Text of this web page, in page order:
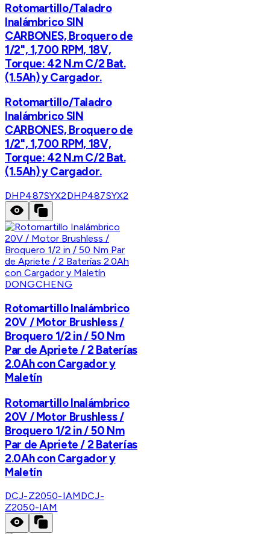
Rotomartillo/Taladro
Inalámbrico SIN
CARBONES, Broquero de
1/2", 1,700 RPM, 18V,
Torque: 42 N.m C/2 Bat.
(1.5Ah) y Cargador.
Rotomartillo/Taladro
Inalámbrico SIN
CARBONES, Broquero de
1/2", 1,700 RPM, 18V,
Torque: 42 N.m C/2 Bat.
(1.5Ah) y Cargador.
DHP487SYX2DHP487SYX2
DONGCHENG
Rotomartillo Inalámbrico
20V / Motor Brushless /
Broquero 1/2 in / 50 Nm
Par de Apriete / 2 Baterías
2.0Ah con Cargador y
Maletín
Rotomartillo Inalámbrico
20V / Motor Brushless /
Broquero 1/2 in / 50 Nm
Par de Apriete / 2 Baterías
2.0Ah con Cargador y
Maletín
DCJ-Z2050-IAMDCJ-
Z2050-IAM